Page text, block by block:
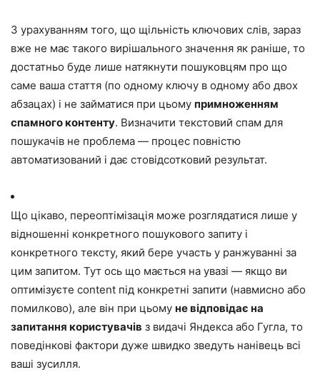
З урахуванням того, що щільність ключових слів, зараз
вже не має такого вирішального значення як раніше, то
достатньо буде лише натякнути пошуковцям про що
саме ваша стаття (по одному ключу в одному або двох
абзацах) і не займатися при цьому примноженням
спамного контенту. Визначити текстовий спам для
пошукачів не проблема — процес повністю
автоматизований і дає стовідсотковий результат.
Що цікаво, переоптімізація може розглядатися лише у
відношенні конкретного пошукового запиту і
конкретного тексту, який бере участь у ранжуванні за
цим запитом. Тут ось що мається на увазі — якщо ви
оптимізуєте content під конкретні запити (навмисно або
помилково), але він при цьому не відповідає на
запитання користувачів з видачі Яндекса або Гугла, то
поведінкові фактори дуже швидко зведуть нанівець всі
ваші зусилля.